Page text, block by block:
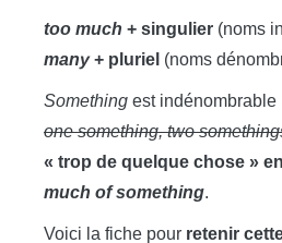
too much + singulier (noms
many+ pluriel (noms
Something est indénombrable
one something, two
« trop de quelque chose »
much of something.
Voici la fiche pour retenir